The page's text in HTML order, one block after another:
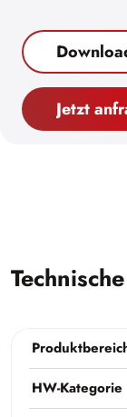
Jetzt
HW-Kategorie